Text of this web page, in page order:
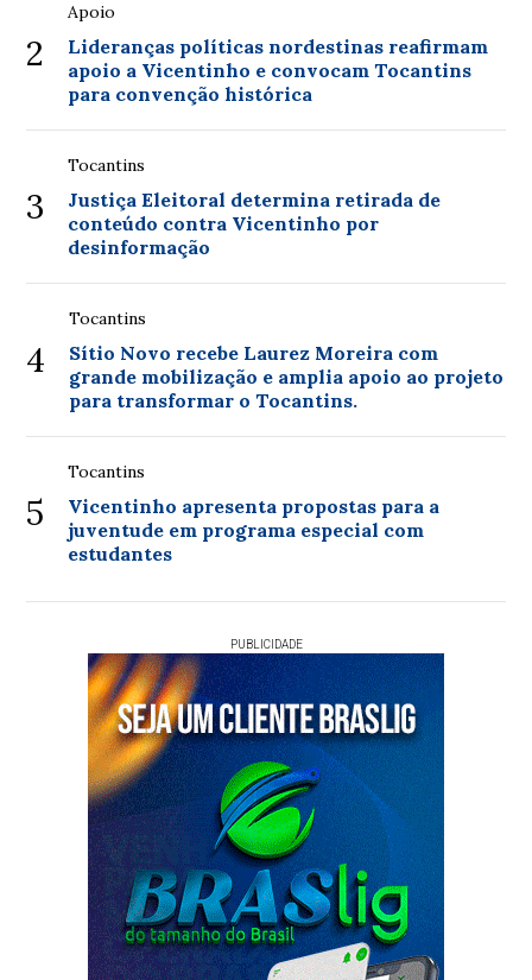
2
Apoio
Lideranças políticas nordestinas reafirmam
apoio a Vicentinho e convocam Tocantins
para convenção histórica
3
Tocantins
Justiça Eleitoral determina retirada de
conteúdo contra Vicentinho por
desinformação
4
Tocantins
Sítio Novo recebe Laurez Moreira com
grande mobilização e amplia apoio ao projeto
para transformar o Tocantins.
5
Tocantins
Vicentinho apresenta propostas para a
juventude em programa especial com
estudantes
PUBLICIDADE